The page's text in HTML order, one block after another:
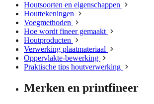
Houtsoorten en eigenschappen
Houttekeningen
Voegmethoden
Hoe wordt fineer gemaakt
Houtproducten
Verwerking plaatmateriaal
Oppervlakte-bewerking
Praktische tips houtverwerking
Merken en printfineer